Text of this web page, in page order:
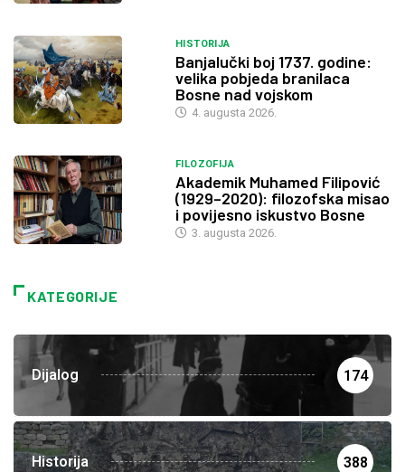
HISTORIJA
Banjalučki boj 1737. godine:
velika pobjeda branilaca
Bosne nad vojskom
4. augusta 2026.
FILOZOFIJA
Akademik Muhamed Filipović
(1929–2020): filozofska misao
i povijesno iskustvo Bosne
3. augusta 2026.
KATEGORIJE
Dijalog 174
Historija 388